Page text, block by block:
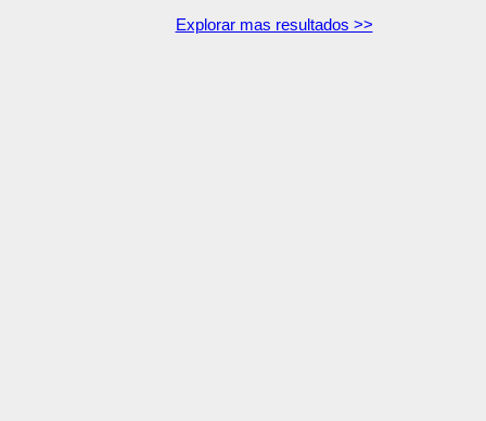
Explorar mas resultados >>